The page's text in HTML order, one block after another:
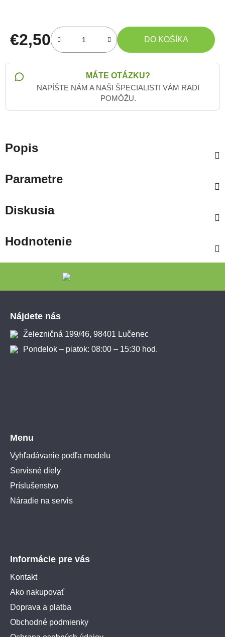
€2,50
Jednotková cena:
DO KOŠÍKA
MÁTE OTÁZKU?
NAPÍŠTE NÁM A NAŠI ŠPECIALISTI VÁM RADI
POMÔŽU.
Popis
Parametre
Diskusia
Hodnotenie
Nájdete nás
Železničná 199/46, 98401 Lučenec
Pondelok – piatok: 08:00 – 15:30 hod.
Menu
Vyhľadávanie podľa modelu
Servisné diely
Príslušenstvo
Náradie na servis
Informácie pre vás
Kontakt
Ako nakupovať
Doprava a platba
Obchodné podmienky